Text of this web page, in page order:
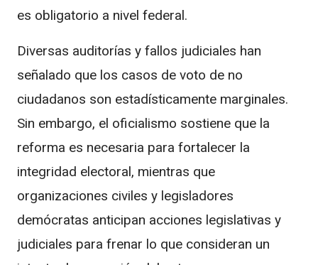
es obligatorio a nivel federal.
Diversas auditorías y fallos judiciales han
señalado que los casos de voto de no
ciudadanos son estadísticamente marginales.
Sin embargo, el oficialismo sostiene que la
reforma es necesaria para fortalecer la
integridad electoral, mientras que
organizaciones civiles y legisladores
demócratas anticipan acciones legislativas y
judiciales para frenar lo que consideran un